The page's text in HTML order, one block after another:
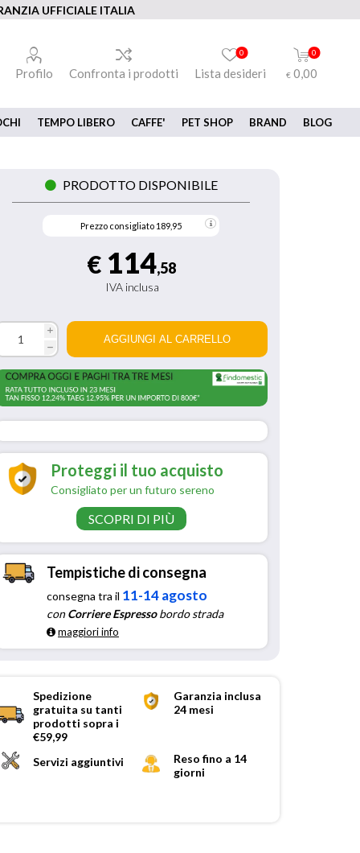
UFFICIALE ITALIA
Profilo Confronta i prodotti Lista desideri
0 0
€ 0,00
TEMPO LIBERO CAFFE' PET SHOP BRAND BLOG
PRODOTTO DISPONIBILE
Prezzo consigliato 189,95
€ 114,58
IVA inclusa
i
h
Proteggi il tuo acquisto
Consigliato per un futuro sereno
SCOPRI DI PIÙ
Tempistiche di consegna
consegna tra il 11-14 agosto
conCorriere Espressobordo strada
maggiori info
Spedizione
gratuita su tanti
prodotti sopra i
€59,99
Garanzia inclusa
24 mesi
Servizi aggiuntivi
Reso fino a 14
giorni